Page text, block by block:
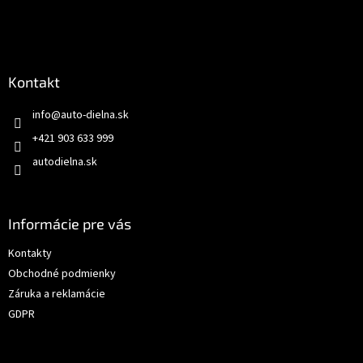
Kontakt
info@auto-dielna.sk
+421 903 633 999
autodielna.sk
Informácie pre vás
Kontakty
Obchodné podmienky
Záruka a reklamácie
GDPR